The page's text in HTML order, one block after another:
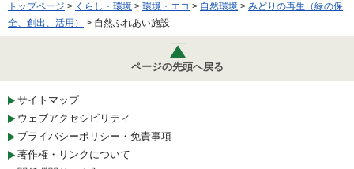
トップページ > くらし・環境 > 環境・エコ > 自然環境 > みどりの再生（緑の保
全、創出、活用）
> 自然ふれあい施設
ページの先頭へ戻る
サイトマップ
ウェブアクセシビリティ
プライバシーポリシー・免責事項
著作権・リンクについて